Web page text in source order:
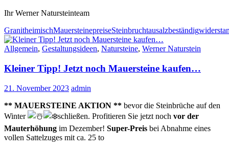
Ihr Werner Natursteinteam
GranitheimischMauersteinepreiseSteinbruchtausalzbeständig
Allgemein, Gestaltungsideen, Natursteine, Werner Naturstein
Kleiner Tipp! Jetzt noch Mauersteine kaufen…
21. November 2023 admin
** MAUERSTEINE AKTION ** bevor die Steinbrüche auf den
Winter
schließen. Profitieren Sie jetzt noch vor der
Mauterhöhung im Dezember! Super-Preis bei Abnahme eines
vollen Sattelzuges mit ca. 25 to